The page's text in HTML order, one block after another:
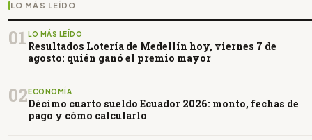
LO MÁS LEÍDO
01 LO MÁS LEÍDO
Resultados Lotería de Medellín hoy, viernes 7 de
agosto: quién ganó el premio mayor
02 ECONOMÍA
Décimo cuarto sueldo Ecuador 2026: monto, fechas de
pago y cómo calcularlo